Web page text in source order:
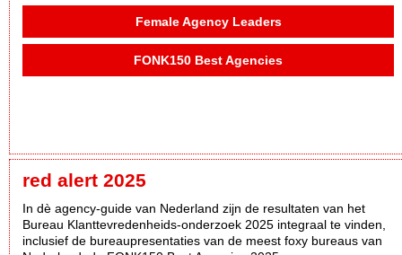
Female Agency Leaders
FONK150 Best Agencies
red alert 2025
In dè agency-guide van Nederland zijn de resultaten van het
Bureau Klanttevredenheids-onderzoek 2025 integraal te vinden,
inclusief de bureaupresentaties van de meest foxy bureaus van